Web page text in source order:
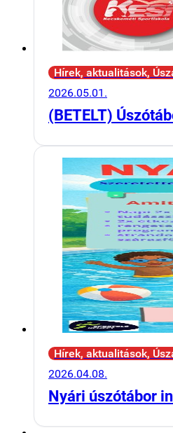
Hírek, aktualitások,
2026.05.01.
(BETELT)
Hírek, aktualitások,
2026.04.08.
Nyári úszótábor